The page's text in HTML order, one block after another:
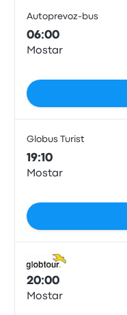
Autoprevoz-bus
06:00
Mostar
Globus Turist
19:10
Mostar
20:00
Mostar